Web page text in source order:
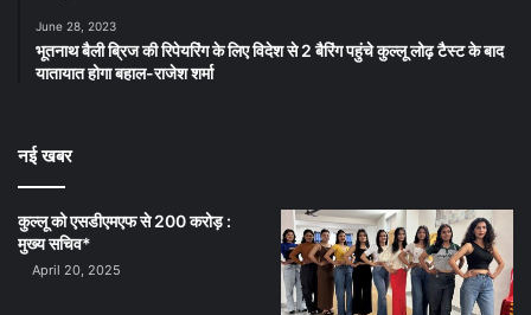
June 28, 2023
भूतनाथ बैली ब्रिज की रिपेयरिंग के लिए विदेश से 2 बैरिंग पहुंचे कुल्लू लोढ़ टैस्ट के बाद
यातायात होगा बहाल-राजेश शर्मा
नई खबर
कुल्लू को एसडीएमएफ से 200 करोड़ :
मुख्य सचिव*
April 20, 2025